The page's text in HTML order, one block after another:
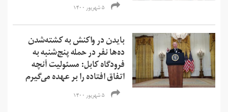
۵ شهریور ۱۴۰۰
بایدن در واکنش به کشته‌شدن
ده‌ها نفر در حمله پنج‌شنبه به
فرودگاه کابل: مسئولیت آنچه
اتفاق افتاده را بر عهده می‌گیرم
۵ شهریور ۱۴۰۰